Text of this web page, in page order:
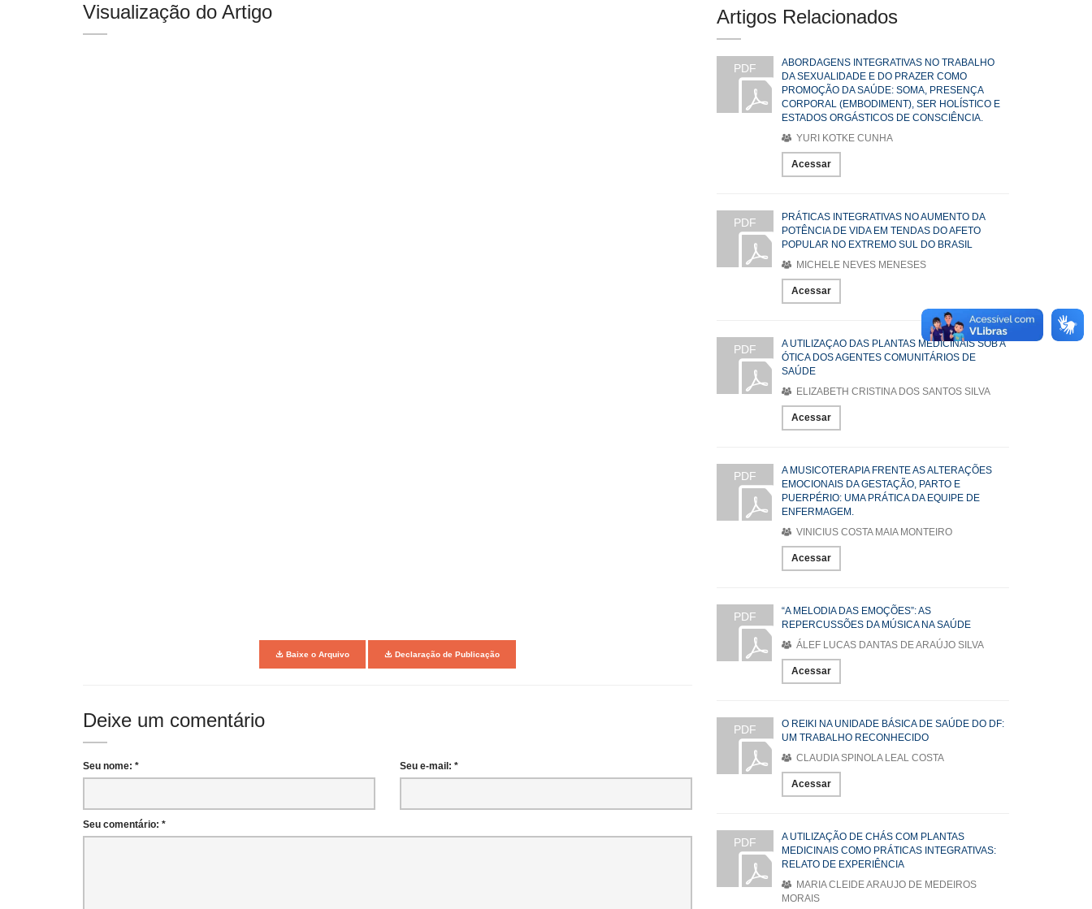
Visualização do Artigo
Baixe o Arquivo Declaração de Publicação
Deixe um comentário
Seu nome: * Seu e-mail: *
Seu comentário: *
Artigos Relacionados
PDF
ABORDAGENS INTEGRATIVAS NO TRABALHO
DA SEXUALIDADE E DO PRAZER COMO
PROMOÇÃO DA SAÚDE: SOMA, PRESENÇA
CORPORAL (EMBODIMENT), SER HOLÍSTICO E
ESTADOS ORGÁSTICOS DE CONSCIÊNCIA.
YURI KOTKE CUNHA
Acessar
PDF
PRÁTICAS INTEGRATIVAS NO AUMENTO DA
POTÊNCIA DE VIDA EM TENDAS DO AFETO
POPULAR NO EXTREMO SUL DO BRASIL
MICHELE NEVES MENESES
Acessar
PDF
A UTILIZAÇAO DAS PLANTAS MEDICINAIS SOB A
ÓTICA DOS AGENTES COMUNITÁRIOS DE
SAÚDE
ELIZABETH CRISTINA DOS SANTOS SILVA
Acessar
PDF
A MUSICOTERAPIA FRENTE AS ALTERAÇÕES
EMOCIONAIS DA GESTAÇÃO, PARTO E
PUERPÉRIO: UMA PRÁTICA DA EQUIPE DE
ENFERMAGEM.
VINICIUS COSTA MAIA MONTEIRO
Acessar
PDF
“A MELODIA DAS EMOÇÕES”: AS
REPERCUSSÕES DA MÚSICA NA SAÚDE
ÁLEF LUCAS DANTAS DE ARAÚJO SILVA
Acessar
PDF
O REIKI NA UNIDADE BÁSICA DE SAÚDE DO DF:
UM TRABALHO RECONHECIDO
CLAUDIA SPINOLA LEAL COSTA
Acessar
PDF
A UTILIZAÇÃO DE CHÁS COM PLANTAS
MEDICINAIS COMO PRÁTICAS INTEGRATIVAS:
RELATO DE EXPERIÊNCIA
MARIA CLEIDE ARAUJO DE MEDEIROS
MORAIS